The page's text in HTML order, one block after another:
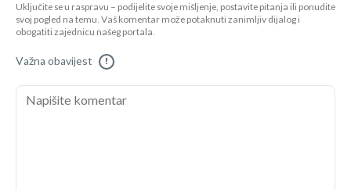
Uključite se u raspravu – podijelite svoje mišljenje, postavite pitanja ili ponudite
svoj pogled na temu. Vaš komentar može potaknuti zanimljiv dijalog i
obogatiti zajednicu našeg portala.
Važna obavijest !